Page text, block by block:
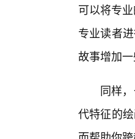
可以将专
专业读者
故事增加
同样
代特征的